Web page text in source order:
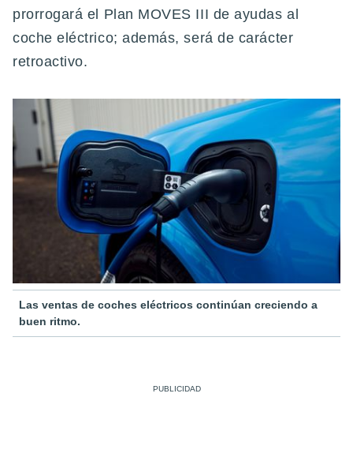
prorrogará el Plan MOVES III de ayudas al
coche eléctrico; además, será de carácter
retroactivo.
Las ventas de coches eléctricos continúan creciendo a
buen ritmo.